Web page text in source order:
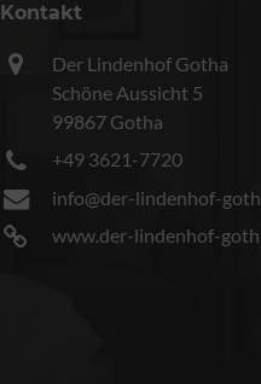
Kontakt
Der Lindenhof Gotha
Schöne Aussicht 5
99867 Gotha
+49 3621-7720
info@der-lindenhof-
www.der-lindenhof-